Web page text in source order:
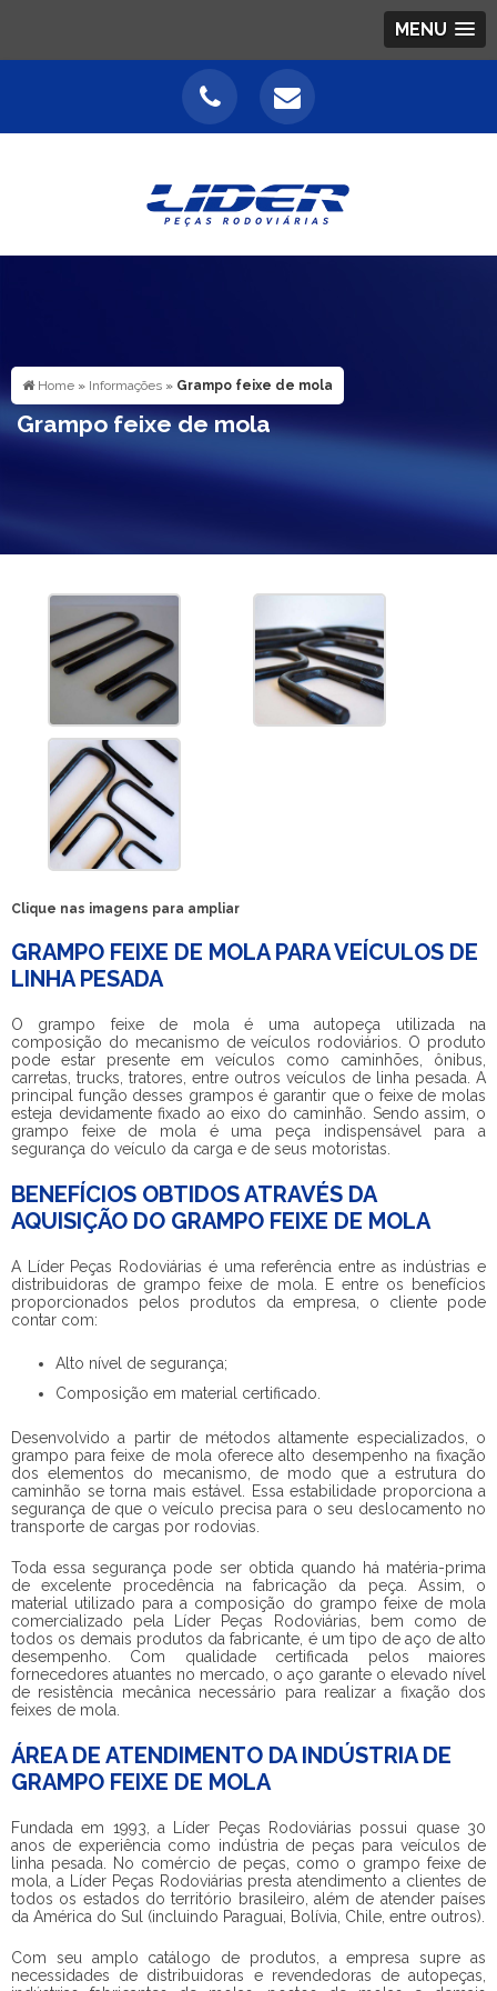
MENU
Home » Informações » Grampo feixe de mola
Grampo feixe de mola
Clique nas imagens para ampliar
GRAMPO FEIXE DE MOLA PARA VEÍCULOS DE
LINHA PESADA
O grampo feixe de mola é uma autopeça utilizada na
composição do mecanismo de veículos rodoviários. O produto
pode estar presente em veículos como caminhões, ônibus,
carretas, trucks, tratores, entre outros veículos de linha pesada. A
principal função desses grampos é garantir que o feixe de molas
esteja devidamente fixado ao eixo do caminhão. Sendo assim, o
grampo feixe de mola é uma peça indispensável para a
segurança do veículo da carga e de seus motoristas.
BENEFÍCIOS OBTIDOS ATRAVÉS DA
AQUISIÇÃO DO GRAMPO FEIXE DE MOLA
A Líder Peças Rodoviárias é uma referência entre as indústrias e
distribuidoras de grampo feixe de mola . E entre os benefícios
proporcionados pelos produtos da empresa, o cliente pode
contar com:
Alto nível de segurança;
Composição em material certificado.
Desenvolvido a partir de métodos altamente especializados, o
grampo para feixe de mola oferece alto desempenho na fixação
dos elementos do mecanismo, de modo que a estrutura do
caminhão se torna mais estável. Essa estabilidade proporciona a
segurança de que o veículo precisa para o seu deslocamento no
transporte de cargas por rodovias.
Toda essa segurança pode ser obtida quando há matéria-prima
de excelente procedência na fabricação da peça. Assim, o
material utilizado para a composição do grampo feixe de mola
comercializado pela Líder Peças Rodoviárias, bem como de
todos os demais produtos da fabricante, é um tipo de aço de alto
desempenho. Com qualidade certificada pelos maiores
fornecedores atuantes no mercado, o aço garante o elevado nível
de resistência mecânica necessário para realizar a fixação dos
feixes de mola.
ÁREA DE ATENDIMENTO DA INDÚSTRIA DE
GRAMPO FEIXE DE MOLA
Fundada em 1993, a Líder Peças Rodoviárias possui quase 30
anos de experiência como indústria de peças para veículos de
linha pesada. No comércio de peças, como o grampo feixe de
mola , a Líder Peças Rodoviárias presta atendimento a clientes de
todos os estados do território brasileiro, além de atender países
da América do Sul (incluindo Paraguai, Bolívia, Chile, entre outros).
Com seu amplo catálogo de produtos, a empresa supre as
necessidades de distribuidoras e revendedoras de autopeças,